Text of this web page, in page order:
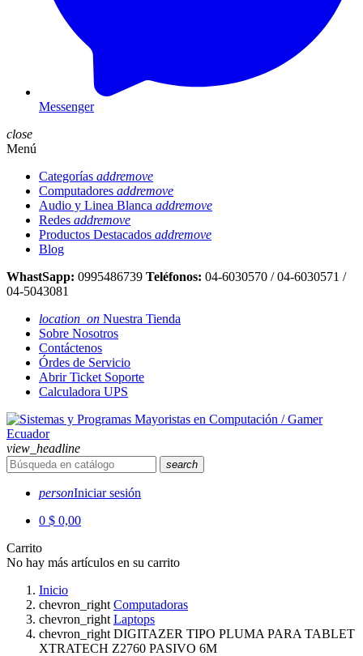
Messenger
close
Menú
Categorías addremove
Computadores addremove
Audio y Linea Blanca addremove
Redes addremove
Productos Destacados addremove
Blog
WhastSapp: 0995486739 Teléfonos: 04-6030570 / 04-6030571 /
04-5043081
location_on Nuestra Tienda
Sobre Nosotros
Contáctenos
Órdes de Servicio
Abrir Ticket Soporte
Calculadora UPS
view_headline
search
personIniciar sesión
0 $ 0,00
Carrito
No hay más artículos en su carrito
Inicio
chevron_right Computadoras
chevron_right Laptops
chevron_right DIGITAZER TIPO PLUMA PARA TABLET
XTRATECH Z2760 PASIVO 6M